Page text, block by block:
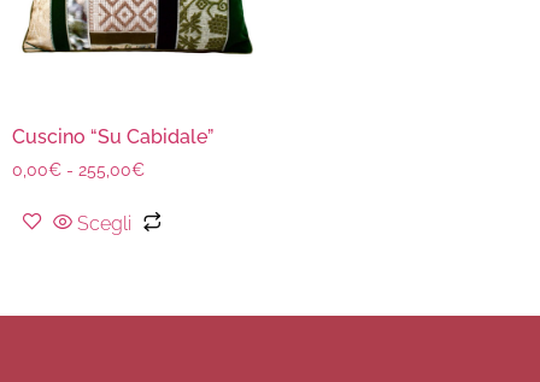
Cuscino “Su Cabidale”
0,00€ - 255,00€
Scegli